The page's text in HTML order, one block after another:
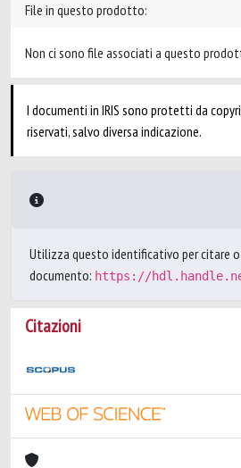
File in questo prodotto:
Non ci sono file associati a questo
I documenti in IRIS sono protetti da
riservati, salvo diversa indicazione.
Utilizza questo identificativo per citare o
documento: https://
Citazioni